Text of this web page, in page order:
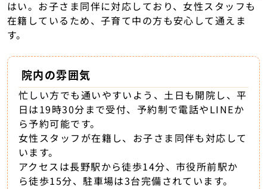
はい。お子さま同伴に対応しており、女性スタッフも
在籍しているため、子育て中の方も安心して通えま
す。
院内の雰囲気
忙しい方でも通いやすいよう、土日も開院し、平
日は19時30分まで受付、予約制で電話やLINEか
ら予約可能です。
女性スタッフが在籍し、お子さま同伴も対応して
います。
アクセスは長野駅から徒歩14分、市役所前駅か
ら徒歩15分、駐車場は3台完備されています。